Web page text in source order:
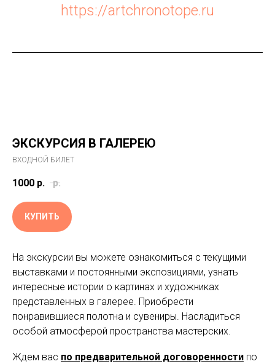
https://artchronotope.ru
ЭКСКУРСИЯ В ГАЛЕРЕЮ
ВХОДНОЙ БИЛЕТ
1000 р. р.
КУПИТЬ
На экскурсии вы можете ознакомиться с текущими
выставками и постоянными экспозициями, узнать
интересные истории о картинах и художниках
представленных в галерее. Приобрести
понравившиеся полотна и сувениры. Насладиться
особой атмосферой пространства мастерских.
Ждем вас по предварительной договоренности по